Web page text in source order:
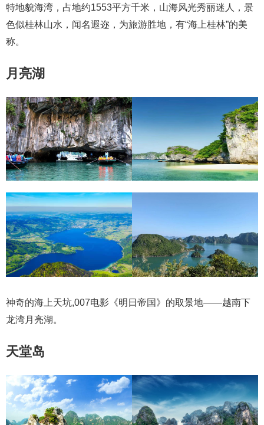
特地貌海湾，占地约1553平方千米，山海风光秀丽迷人，景
色似桂林山水，闻名遐迩，为旅游胜地，有“海上桂林”的美
称。
月亮湖
神奇的海上天坑,007电影《明日帝国》的取景地——越南下
龙湾月亮湖。
天堂岛